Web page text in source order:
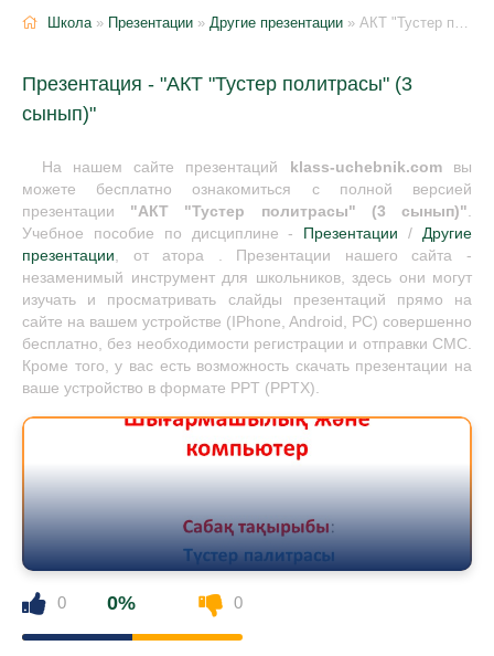
Школа» Презентации » Другие презентации » АКТ "Тустер политрасы" (3 сынып)
Презентация - "АКТ "Тустер политрасы" (3
сынып)"
На нашем сайте презентаций klass-uchebnik.comвы
можете бесплатно ознакомиться с полной версией
презентации "АКТ "Тустер политрасы" (3 сынып)".
Учебное пособие по дисциплине -
Презентации /Другие
презентации, от атора . Презентации нашего сайта -
незаменимый инструмент для школьников, здесь они могут
изучать и просматривать слайды презентаций прямо на
сайте на вашем устройстве (IPhone, Android, PC) совершенно
бесплатно, без необходимости регистрации и отправки СМС.
Кроме того, у вас есть возможность скачать презентации на
ваше устройство в формате PPT (PPTX).
0 0% 0